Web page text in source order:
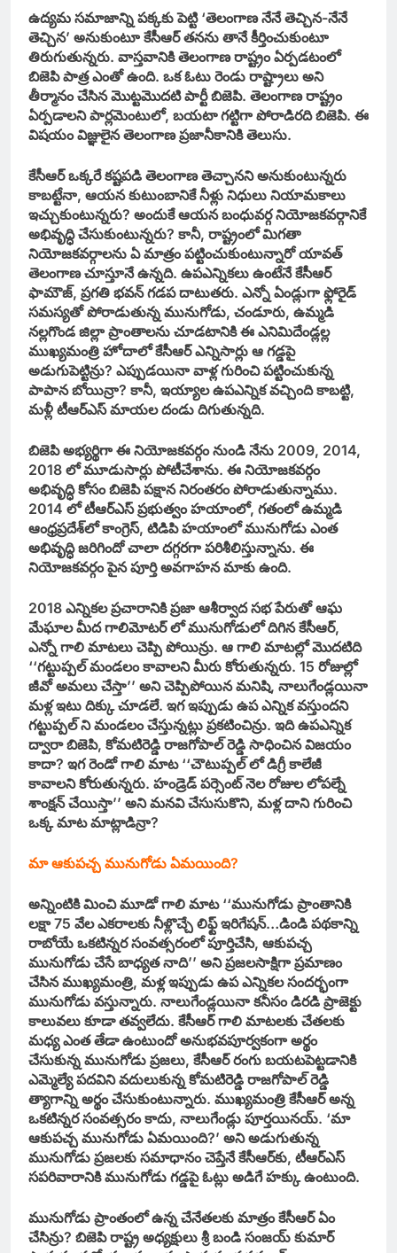
ఉద్యమ సమాజాన్ని పక్కకు పెట్టి ‘తెలంగాణ నేనే తెచ్చిన-నేనే
తెచ్చిన’ అనుకుంటూ కేసీఆర్‌ తనను తానే కీర్తించుకుంటూ
తిరుగుతున్నరు. వాస్తవానికి తెలంగాణ రాష్ట్రం ఏర్పడటంలో
బిజెపి పాత్ర ఎంతో ఉంది. ఒక ఓటు రెండు రాష్ట్రాలు అని
తీర్మానం చేసిన మొట్టమొదటి పార్టీ బిజెపి. తెలంగాణ రాష్ట్రం
ఏర్పడాలని పార్లమెంటులో, బయటా గట్టిగా పోరాడిరది బిజెపి. ఈ
విషయం విజ్ఞులైన తెలంగాణ ప్రజానీకానికి తెలుసు.
కేసీఆర్‌ ఒక్కరే కష్టపడి తెలంగాణ తెచ్చానని అనుకుంటున్నరు
కాబట్టేనా, ఆయన కుటుంబానికే నీళ్లు నిధులు నియామకాలు
ఇచ్చుకుంటున్నరు? అందుకే ఆయన బంధువర్గ నియోజకవర్గానికే
అభివృద్ధి చేసుకుంటున్నరు? కానీ, రాష్ట్రంలో మిగతా
నియోజకవర్గాలను ఏ మాత్రం పట్టించుకుంటున్నారో యావత్‌
తెలంగాణ చూస్తూనే ఉన్నది. ఉపఎన్నికలు ఉంటేనే కేసీఆర్‌
ఫామౌజ్‌, ప్రగతి భవన్‌ గడప దాటుతరు. ఎన్నో ఏండ్లుగా ఫ్లోరైడ్‌
సమస్యతో పోరాడుతున్న మునుగోడు, చండూరు, ఉమ్మడి
నల్లగొండ జిల్లా ప్రాంతాలను చూడటానికి ఈ ఎనిమిదేండ్లల్ల
ముఖ్యమంత్రి హోదాలో కేసీఆర్‌ ఎన్నిసార్లు ఆ గడ్డపై
అడుగుపెట్టిన్రు? ఎప్పుడయినా వాళ్ల గురించి పట్టించుకున్న
పాపాన బోయిన్రా? కానీ, ఇయ్యాల ఉపఎన్నిక వచ్చింది కాబట్టి,
మళ్లీ టీఆర్‌ఎస్‌ మాయల దండు దిగుతున్నది.
బిజెపి అభ్యర్థిగా ఈ నియోజకవర్గం నుండి నేను 2009, 2014,
2018 లో మూడుసార్లు పోటీచేశాను. ఈ నియోజకవర్గం
అభివృద్ధి కోసం బిజెపి పక్షాన నిరంతరం పోరాడుతున్నాము.
2014 లో టీఆర్‌ఎస్‌ ప్రభుత్వం హయాంలో, గతంలో ఉమ్మడి
ఆంధ్రప్రదేశ్‌లో కాంగ్రెస్‌, టిడిపి హయాంలో మునుగోడు ఎంత
అభివృద్ధి జరిగిందో చాలా దగ్గరగా పరిశీలిస్తున్నాను. ఈ
నియోజకవర్గం పైన పూర్తి అవగాహన మాకు ఉంది.
2018 ఎన్నికల ప్రచారానికి ప్రజా ఆశీర్వాద సభ పేరుతో ఆఘ
మేఘాల మీద గాలిమోటర్‌ లో మునుగోడులో దిగిన కేసీఆర్‌,
ఎన్నో గాలి మాటలు చెప్పి పోయిన్రు. ఆ గాలి మాటల్లో మొదటిది
‘‘గట్టుప్పల్‌ మండలం కావాలని మీరు కోరుతున్నరు. 15 రోజుల్లో
జీవో అమలు చేస్తా’’ అని చెప్పిపోయిన మనిషి, నాలుగేండ్లయినా
మళ్ల ఇటు దిక్కు చూడలే. ఇగ ఇప్పుడు ఉప ఎన్నిక వస్తుందని
గట్టుప్పల్‌ ని మండలం చేస్తున్నట్లు ప్రకటించిన్రు. ఇది ఉపఎన్నిక
ద్వారా బిజెపి, కోమటిరెడ్డి రాజగోపాల్‌ రెడ్డి సాధించిన విజయం
కాదా? ఇగ రెండో గాలి మాట ‘‘చౌటుప్పల్‌ లో డిగ్రీ కాలేజీ
కావాలని కోరుతున్నరు. హండ్రెడ్‌ పర్సెంట్‌ నెల రోజుల లోపల్నే
శాంక్షన్‌ చేయిస్తా’’ అని మనవి చేసుసుకొని, మళ్ల దాని గురించి
ఒక్క మాట మాట్లాడిన్రా?
మా ఆకుపచ్చ మునుగోడు ఏమయింది?
అన్నింటికి మించి మూడో గాలి మాట ‘‘మునుగోడు ప్రాంతానికి
లక్షా 75 వేల ఎకరాలకు నీళ్లొచ్చే లిఫ్ట్‌ ఇరిగేషన్‌…డిండి పథకాన్ని
రాబోయే ఒకటిన్నర సంవత్సరంలో పూర్తిచేసి, ఆకుపచ్చ
మునుగోడు చేసే బాధ్యత నాది’’ అని ప్రజలసాక్షిగా ప్రమాణం
చేసిన ముఖ్యమంత్రి, మళ్ల ఇప్పుడు ఉప ఎన్నికల సందర్భంగా
మునుగోడు వస్తున్నారు. నాలుగేండ్లయినా కనీసం డిరడి ప్రాజెక్టు
కాలువలు కూడా తవ్వలేదు. కేసీఆర్‌ గాలి మాటలకు చేతలకు
మధ్య ఎంత తేడా ఉంటుందో అనుభవపూర్వకంగా అర్థం
చేసుకున్న మునుగోడు ప్రజలు, కేసీఆర్‌ రంగు బయటపెట్టడానికి
ఎమ్మెల్యే పదవిని వదులుకున్న కోమటిరెడ్డి రాజగోపాల్‌ రెడ్డి
త్యాగాన్ని అర్థం చేసుకుంటున్నారు. ముఖ్యమంత్రి కేసీఆర్‌ అన్న
ఒకటిన్నర సంవత్సరం కాదు, నాలుగేండ్లు పూర్తయినయ్‌. ‘మా
ఆకుపచ్చ మునుగోడు ఏమయింది?’ అని అడుగుతున్న
మునుగోడు ప్రజలకు సమాధానం చెప్తేనే కేసీఆర్‌కు, టీఆర్‌ఎస్‌
సపరివారానికి మునుగోడు గడ్డపై ఓట్లు అడిగే హక్కు ఉంటుంది.
మునుగోడు ప్రాంతంలో ఉన్న చేనేతలకు మాత్రం కేసీఆర్‌ ఏం
చేసిన్రు? బిజెపి రాష్ట్ర అధ్యక్షులు శ్రీ బండి సంజయ్‌ కుమార్‌